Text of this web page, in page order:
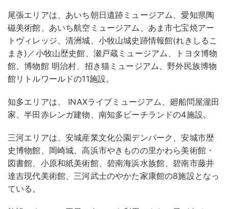
尾張エリアは、あいち朝日遺跡ミュージアム、愛知県陶
磁美術館、あいち航空ミュージアム、あま市七宝焼アー
トヴィレッジ、清洲城、小牧山城史跡情報館(れきしるこ
まき)／小牧山歴史館、瀬戸蔵ミュージアム、トヨタ博物
館、博物館 明治村、招き猫ミュージアム、野外民族博物
館リトルワールドの11施設。
知多エリアは、 INAXライブミュージアム、廻船問屋瀧田
家、半田赤レンガ建物、南知多ビーチランドの4施設。
三河エリアは、安城産業文化公園デンパーク、安城市歴
史博物館、岡崎城、高浜市やきものの里かわら美術館・
図書館、小原和紙美術館、碧南海浜水族館、碧南市藤井
達吉現代美術館、三河武士のやかた家康館の8施設となっ
ている。